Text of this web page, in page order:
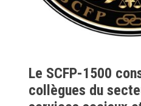
Le SCFP-1500
collègues du